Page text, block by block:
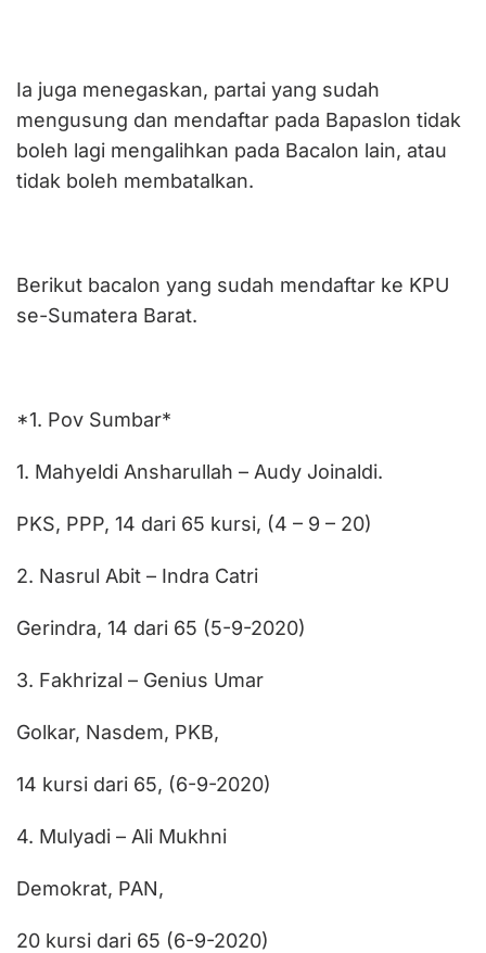
Ia juga menegaskan, partai yang sudah
mengusung dan mendaftar pada Bapaslon tidak
boleh lagi mengalihkan pada Bacalon lain, atau
tidak boleh membatalkan.
Berikut bacalon yang sudah mendaftar ke KPU
se-Sumatera Barat.
*1. Pov Sumbar*
1. Mahyeldi Ansharullah – Audy Joinaldi.
PKS, PPP, 14 dari 65 kursi, (4 – 9 – 20)
2. Nasrul Abit – Indra Catri
Gerindra, 14 dari 65 (5-9-2020)
3. Fakhrizal – Genius Umar
Golkar, Nasdem, PKB,
14 kursi dari 65, (6-9-2020)
4. Mulyadi – Ali Mukhni
Demokrat, PAN,
20 kursi dari 65 (6-9-2020)